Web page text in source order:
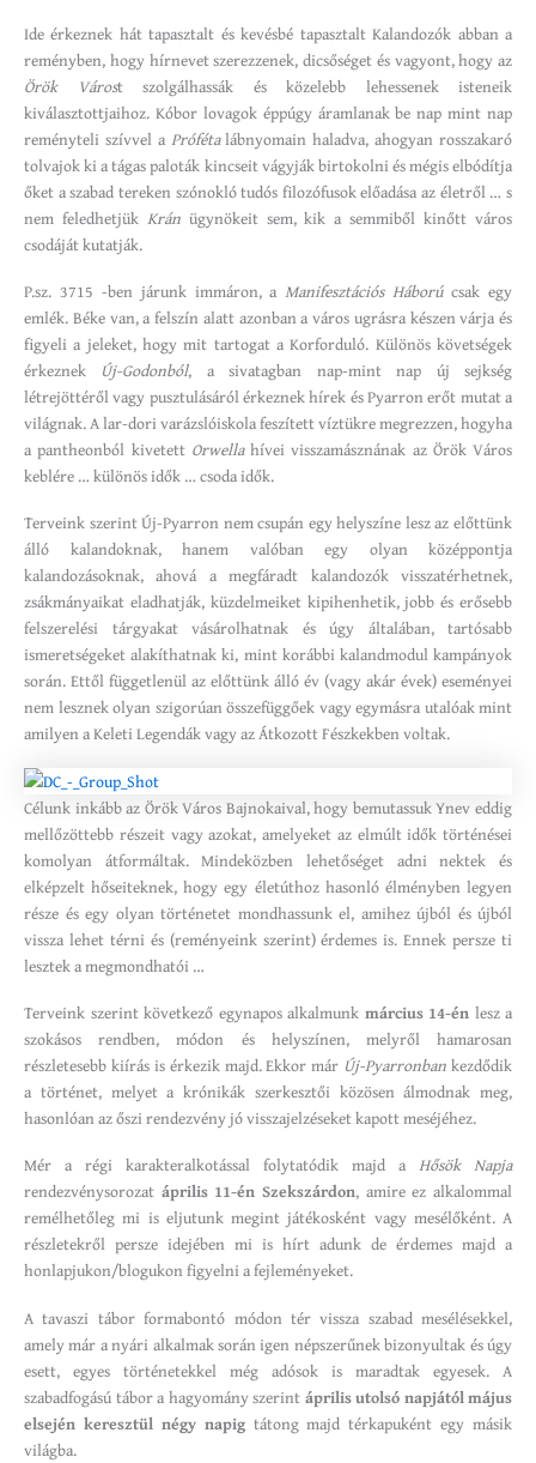
Ide érkeznek hát tapasztalt és kevésbé tapasztalt Kalandozók abban a
reményben, hogy hírnevet szerezzenek, dicsőséget és vagyont, hogy az
Örök Várost szolgálhassák és közelebb lehessenek isteneik
kiválasztottjaihoz. Kóbor lovagok éppúgy áramlanak be nap mint nap
reményteli szívvel a Prófétalábnyomain haladva, ahogyan rosszakaró
tolvajok ki a tágas paloták kincseit vágyják birtokolni és mégis elbódítja
őket a szabad tereken szónokló tudós filozófusok előadása az életről … s
nem feledhetjük Kránügynökeit sem, kik a semmiből kinőtt város
csodáját kutatják.
P.sz. 3715 -ben járunk immáron, aManifesztációs Háborúcsak egy
emlék. Béke van, a felszín alatt azonban a város ugrásra készen várja és
figyeli a jeleket, hogy mit tartogat a Korforduló. Különös követségek
érkeznek Új-Godonból, a sivatagban nap-mint nap új sejkség
létrejöttéről vagy pusztulásáról érkeznek hírek és Pyarron erőt mutat a
világnak. A lar-dori varázslóiskola feszített víztükre megrezzen, hogyha
a pantheonból kivetett Orwellahívei visszamásznának az Örök Város
keblére … különös idők … csoda idők.
Terveink szerint Új-Pyarron nem csupán egy helyszíne lesz az előttünk
álló kalandoknak, hanem valóban egy olyan középpontja
kalandozásoknak, ahová a megfáradt kalandozók visszatérhetnek,
zsákmányaikat eladhatják, küzdelmeiket kipihenhetik, jobb és erősebb
felszerelési tárgyakat vásárolhatnak és úgy általában, tartósabb
ismeretségeket alakíthatnak ki, mint korábbi kalandmodul kampányok
során. Ettől függetlenül az előttünk álló év (vagy akár évek) eseményei
nem lesznek olyan szigorúan összefüggőek vagy egymásra utalóak mint
amilyen a Keleti Legendák vagy az Átkozott Fészkekben voltak.
Célunk inkább az Örök Város Bajnokaival, hogy bemutassuk Ynev eddig
mellőzöttebb részeit vagy azokat, amelyeket az elmúlt idők történései
komolyan átformáltak. Mindeközben lehetőséget adni nektek és
elképzelt hőseiteknek, hogy egy életúthoz hasonló élményben legyen
része és egy olyan történetet mondhassunk el, amihez újból és újból
vissza lehet térni és (reményeink szerint) érdemes is. Ennek persze ti
lesztek a megmondhatói …
Terveink szerint következő egynapos alkalmunk március 14-én lesz a
szokásos rendben, módon és helyszínen, melyről hamarosan
részletesebb kiírás is érkezik majd. Ekkor már Új-Pyarronban kezdődik
a történet, melyet a krónikák szerkesztői közösen álmodnak meg,
hasonlóan az őszi rendezvény jó visszajelzéseket kapott meséjéhez.
Mér a régi karakteralkotással folytatódik majd a Hősök Napja
rendezvénysorozat április 11-én Szekszárdon, amire ez alkalommal
remélhetőleg mi is eljutunk megint játékosként vagy mesélőként. A
részletekről persze idejében mi is hírt adunk de érdemes majd a
honlapjukon/blogukon figyelni a fejleményeket.
A tavaszi tábor formabontó módon tér vissza szabad mesélésekkel,
amely már a nyári alkalmak során igen népszerűnek bizonyultak és úgy
esett, egyes történetekkel még adósok is maradtak egyesek. A
szabadfogású tábor a hagyomány szerint április utolsó napjától május
elsején keresztül négy napigtátong majd térkapuként egy másik
világba.